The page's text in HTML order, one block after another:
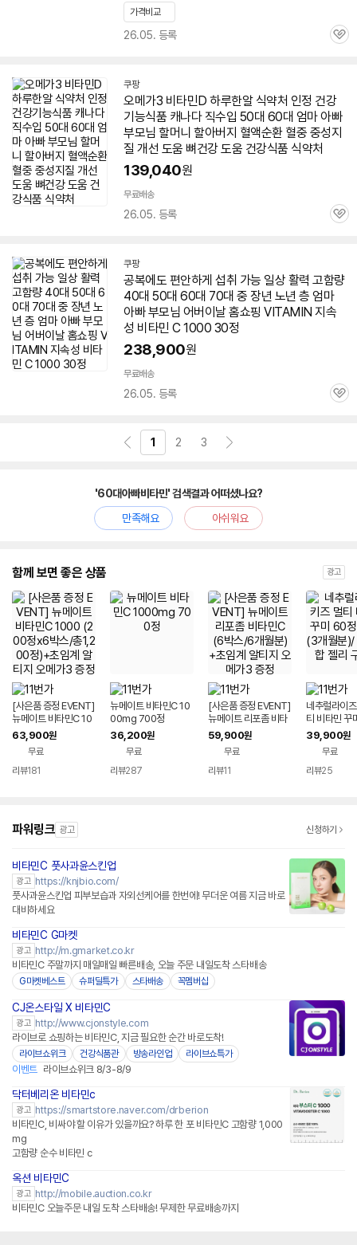
가격비교
26.05. 등록
관
쿠팡
오메가3 비타민D 하루한알 식약처 인정 건강
기능식품 캐나다 직수입 50대 60대 엄마아빠
부모님 할머니 할아버지 혈액순환 혈중 중성지
질 개선 도움 뼈건강 도움 건강식품 식약처
139,040원
무료배송
26.05. 등록
관
쿠팡
공복에도 편안하게 섭취 가능 일상 활력 고함량
40대 50대 60대 70대 중 장년 노년 층 엄마
아빠부모님 어버이날 홈쇼핑 VITAMIN 지속
성 비타민 C 1000 30정
238,900원
무료배송
26.05. 등록
관
1 2 3
'60대아빠비타민' 검색결과 어떠셨나요?
만족해요
아쉬워요
함께 보면 좋은 상품 광고
[사은품 증정 EVENT]
뉴메이트 비타민C 10
00 (200정x6박스/총
1,200정)+초임계 알
티지 오메가3 증정
63,900원
무료
리뷰181
뉴메이트 비타민C 10
00mg 700정
36,200원
무료
리뷰287
[사은품 증정 EVENT]
뉴메이트 리포좀 비타
민C (6박스/6개월분)
+초임계 알티지 오메
가3 증정
59,900원
무료
리뷰11
네추럴라이
티 비타민 꾸
3박스 (3개
종합 젤리 구
39,900원
무료
리뷰25
파워링크 광고 신청하기
비타민C 풋사과윤스킨업
광고 https://knjbio.com/
풋사과윤스킨업 피부보습과 자외선케어를 한번에! 무더운 여름 지금 바로
대비하세요
비타민C G마켓
광고 http://m.gmarket.co.kr
비타민C 주말까지 매일매일 빠른배송, 오늘 주문 내일도착 스타배송
G마켓베스트 슈퍼딜특가 스타배송 꼭멤버십
CJ온스타일 X 비타민C
광고 http://www.cjonstyle.com
라이브로 쇼핑하는 비타민C, 지금 필요한 순간 바로도착!
라이브쇼위크 건강식품관 방송라인업 라이브쇼특가
이벤트 라이브쇼위크 8/3-8/9
닥터베리온 비타민c
광고 https://smartstore.naver.com/drberion
비타민C, 비싸야 할 이유가 있을까요? 하루 한 포 비타민C 고함량 1,000
mg
고함량 순수 비타민 c
옥션 비타민C
광고 http://mobile.auction.co.kr
비타민C 오늘주문 내일 도착 스타배송! 무제한 무료배송까지